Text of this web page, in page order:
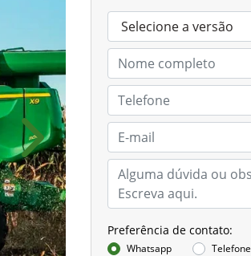
Preferência de contato:
Whatsapp Telefone
Próximo